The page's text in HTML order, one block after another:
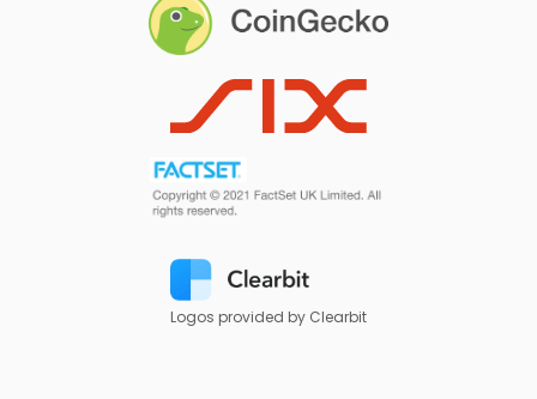
Logos provided by Clearbit